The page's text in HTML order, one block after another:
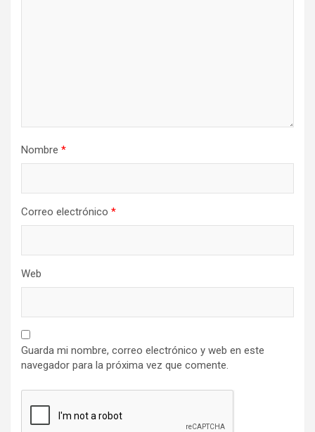
Nombre *
Correo electrónico *
Web
Guarda mi nombre, correo electrónico y web en este
navegador para la próxima vez que comente.